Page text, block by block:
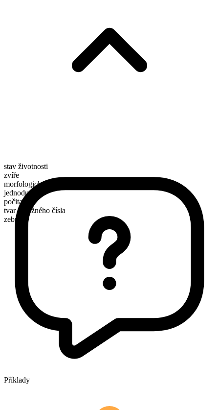
stav životnosti
zvíře
morfologické složení
jednoduché
počitatelné
tvar množného čísla
zebras
Příklady